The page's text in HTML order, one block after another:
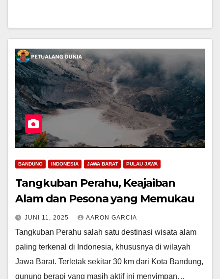
BANDUNG INDONESIA JAWA BARAT PULAU JAWA
Tangkuban Perahu, Keajaiban
Alam dan Pesona yang Memukau
JUNI 11, 2025 AARON GARCIA
Tangkuban Perahu salah satu destinasi wisata alam
paling terkenal di Indonesia, khususnya di wilayah
Jawa Barat. Terletak sekitar 30 km dari Kota Bandung,
gunung berapi yang masih aktif ini menyimpan…